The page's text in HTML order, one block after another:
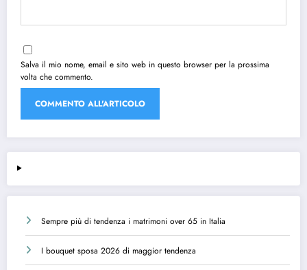
Salva il mio nome, email e sito web in questo browser per la prossima
volta che commento.
Sempre più di tendenza i matrimoni over 65 in Italia
I bouquet sposa 2026 di maggior tendenza